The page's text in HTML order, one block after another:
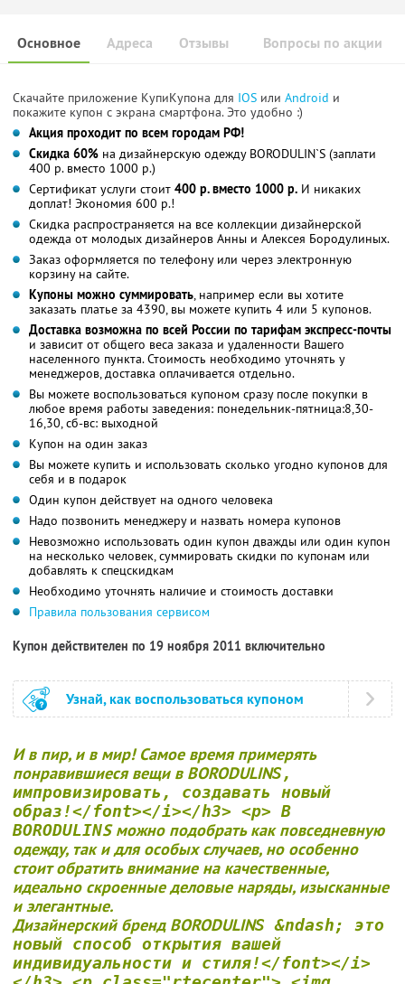
Основное Отзывы Вопросы по акции
Адреса
Скачайте приложение КупиКупона для IOS или Android и
покажите купон с экрана смартфона. Это удобно :)
Акция проходит по всем городам РФ!
Скидка 60% на дизайнерскую одежду BORODULIN`S (заплати
400 р. вместо 1000 р.)
Сертификат услуги стоит 400 р. вместо 1000 р. И никаких
доплат! Экономия 600 р.!
Скидка распространяется на все коллекции дизайнерской
одежда от молодых дизайнеров Анны и Алексея Бородулиных.
Заказ оформляется по телефону или через электронную
корзину на сайте.
Купоны можно суммировать, например если вы хотите
заказать платье за 4390, вы можете купить 4 или 5 купонов.
Доставка возможна по всей России по тарифам экспресс-почты
и зависит от общего веса заказа и удаленности Вашего
населенного пункта. Стоимость необходимо уточнять у
менеджеров, доставка оплачивается отдельно.
Вы можете воспользоваться купоном сразу после покупки в
любое время работы заведения: понедельник-пятница:8,30-
16,30, сб-вс: выходной
Купон на один заказ
Вы можете купить и использовать сколько угодно купонов для
себя и в подарок
Один купон действует на одного человека
Надо позвонить менеджеру и назвать номера купонов
Невозможно использовать один купон дважды или один купон
на несколько человек, суммировать скидки по купонам или
добавлять к спецскидкам
Необходимо уточнять наличие и стоимость доставки
Правила пользования сервисом
Купон действителен по 19 ноября 2011 включительно
Узнай, как воспользоваться купоном
И в пир, и в мир! Самое время примерять
понравившиеся вещи в BORODULINS,
импровизировать, создавать новый
образ!</font></i></h3> <p> В
BORODULINS можно подобрать как повседневную
одежду, так и для особых случаев, но особенно
стоит обратить внимание на качественные,
идеально скроенные деловые наряды, изысканные
и элегантные.
Дизайнерский бренд BORODULINS &ndash; это
новый способ открытия вашей
индивидуальности и стиля!</font></i>